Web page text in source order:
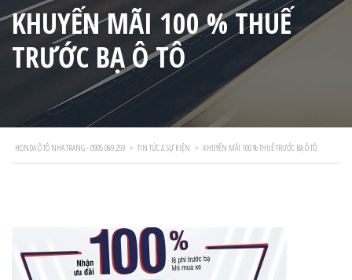
KHUYẾN MÃI 100 % THUẾ
TRƯỚC BẠ Ô TÔ
HONDA Ô TÔ NHA TRANG - 0905 069 259 > TIN TỨC & SỰ KIỆN > KHUYẾN MÃI 100 % THUẾ TRƯỚC BẠ Ô TÔ